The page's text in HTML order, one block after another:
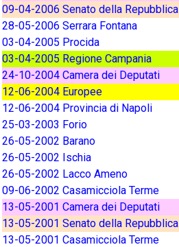
09-04-2006 Senato della Repubblica
28-05-2006 Serrara Fontana
03-04-2005 Procida
03-04-2005 Regione Campania
24-10-2004 Camera dei Deputati
12-06-2004 Europee
12-06-2004 Provincia di Napoli
25-03-2003 Forio
26-05-2002 Barano
26-05-2002 Ischia
26-05-2002 Lacco Ameno
09-06-2002 Casamicciola Terme
13-05-2001 Camera dei Deputati
13-05-2001 Senato della Repubblica
13-05-2001 Casamicciola Terme